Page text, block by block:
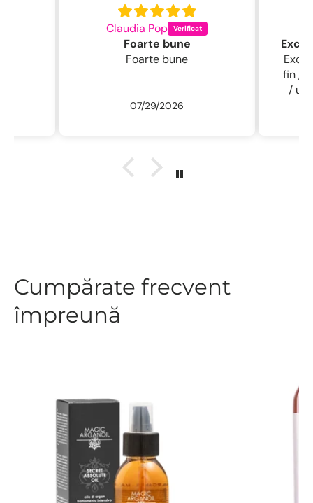
Claudia Pop
Foarte bune
Foarte bune
07/29/2026
Excelentă
fin ,
/
Cumpărate frecvent
împreună